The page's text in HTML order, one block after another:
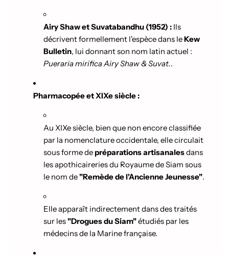
Airy Shaw et Suvatabandhu (1952) : Ils
décrivent formellement l'espèce dans leKew
Bulletin, lui donnant son nom latin actuel :
Pueraria mirifica Airy Shaw & Suvat..
Pharmacopée et XIXe siècle :
Au XIXe siècle, bien que non encore classifiée
par la nomenclature occidentale, elle circulait
sous forme depréparations artisanalesdans
les apothicaireries du Royaume de Siam sous
le nom de"Remède de l'Ancienne Jeunesse".
Elle apparaît indirectement dans des traités
sur les"Drogues du Siam"étudiés par les
médecins de la Marine française.